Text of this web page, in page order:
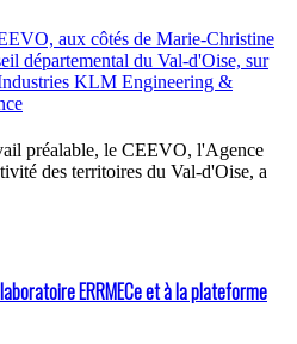
préalable, le CEEVO, l'Agence
des territoires du Val-d'Oise, a
ERRMECe et à la plateforme